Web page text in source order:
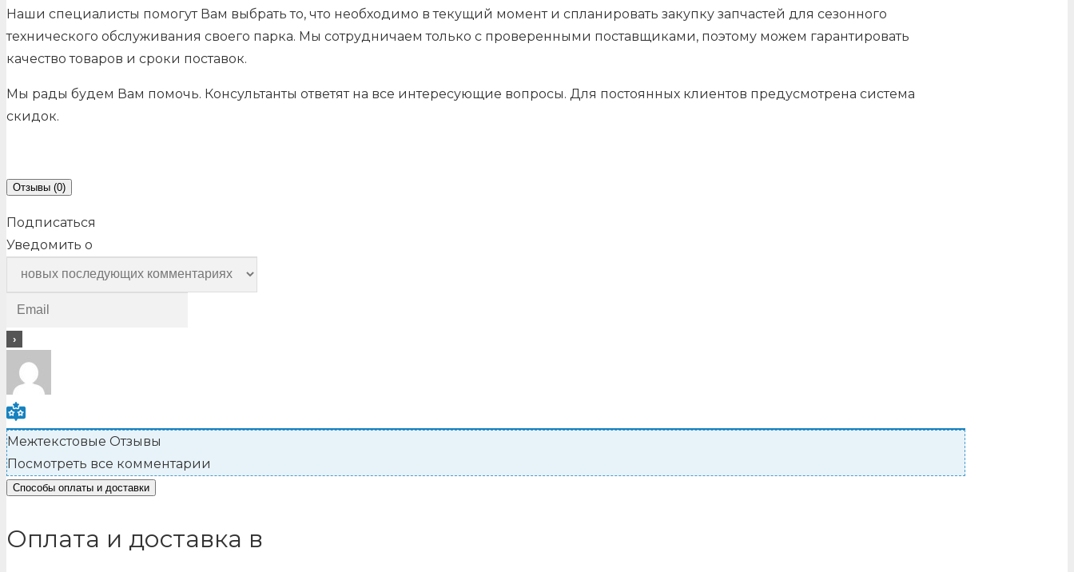
Наши специалисты помогут Вам выбрать то, что необходимо в текущий момент и спланировать закупку запчастей для сезонного
технического обслуживания своего парка. Мы сотрудничаем только с проверенными поставщиками, поэтому можем гарантировать
качество товаров и сроки поставок.
Мы рады будем Вам помочь. Консультанты ответят на все интересующие вопросы. Для постоянных клиентов предусмотрена система
скидок.
Отзывы (0)
Подписаться
Уведомить о
Межтекстовые Отзывы
Посмотреть все комментарии
Способы оплаты и доставки
Оплата и доставка в